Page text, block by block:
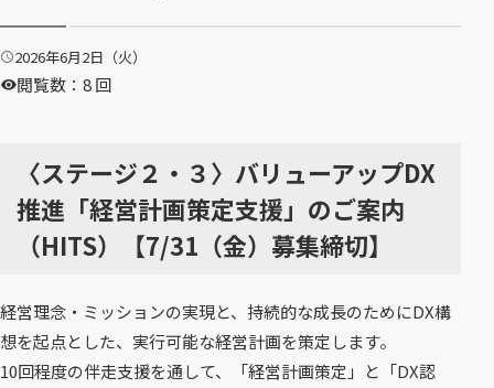
公
日
2026年6月2日（火）
閲覧数：8 回
〈ステージ２・３〉バリューアップDX
推進「経営計画策定支援」のご案内
（HITS）【7/31（金）募集締切】
経営理念・ミッションの実現と、持続的な成長のためにDX構
想を起点とした、実行可能な経営計画を策定します。
10回程度の伴走支援を通して、「経営計画策定」と「DX認